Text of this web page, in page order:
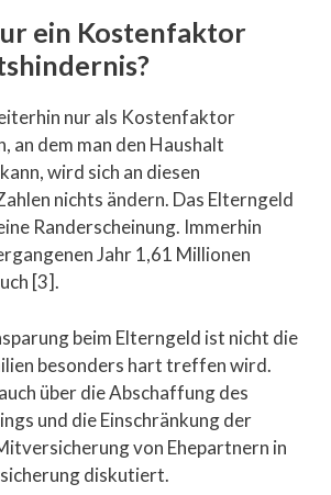
ein Kostenfaktor
nur als Kostenfaktor
an dem man den Haushalt
wird sich an diesen
nichts ändern. Das Elterngeld
Randerscheinung. Immerhin
Jahr 1,61 Millionen
[3].
beim Elterngeld ist nicht die
besonders hart treffen wird.
über die Abschaffung des
und die Einschränkung der
von Ehepartnern in
diskutiert.